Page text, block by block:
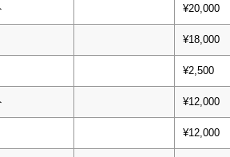
¥20,000
¥18,000
¥2,500
¥12,000
¥12,000